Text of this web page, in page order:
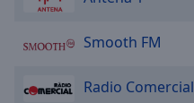
Family
Done
Smooth FM
Radio Comercial